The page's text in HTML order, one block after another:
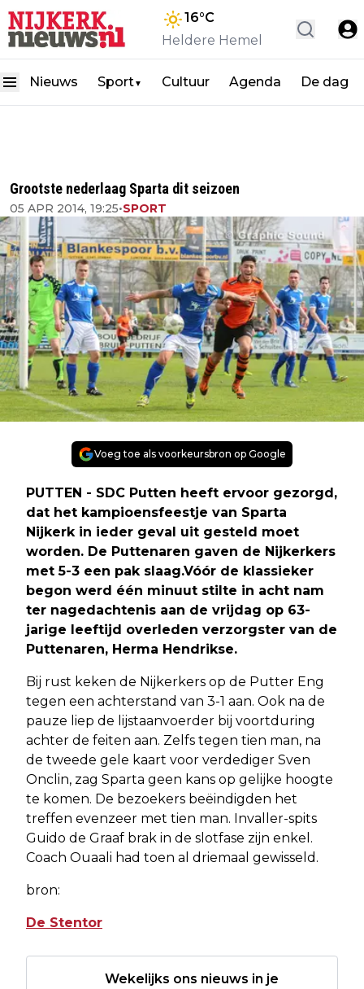
16°C
Heldere Hemel
Nieuws Sport▼ Cultuur Agenda De dag
Grootste nederlaag Sparta dit seizoen
05 APR 2014, 19:25•SPORT
Voeg toe als voorkeursbron op Google
PUTTEN - SDC Putten heeft ervoor gezorgd,
dat het kampioensfeestje van Sparta
Nijkerk in ieder geval uit gesteld moet
worden. De Puttenaren gaven de Nijkerkers
met 5-3 een pak slaag.Vóór de klassieker
begon werd één minuut stilte in acht nam
ter nagedachtenis aan de vrijdag op 63-
jarige leeftijd overleden verzorgster van de
Puttenaren, Herma Hendrikse.
Bij rust keken de Nijkerkers op de Putter Eng
tegen een achterstand van 3-1 aan. Ook na de
pauze liep de lijstaanvoerder bij voortduring
achter de feiten aan. Zelfs tegen tien man, na
de tweede gele kaart voor verdediger Sven
Onclin, zag Sparta geen kans op gelijke hoogte
te komen. De bezoekers beëindigden het
treffen evenzeer met tien man. Invaller-spits
Guido de Graaf brak in de slotfase zijn enkel.
Coach Ouaali had toen al driemaal gewisseld.
bron:
De Stentor
Wekelijks ons nieuws in je